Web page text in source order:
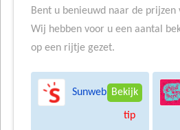
Bent u benieuwd naar de prijzen
Wij hebben voor u een aantal
op een rijtje gezet.
Sunweb Bekijk
tip